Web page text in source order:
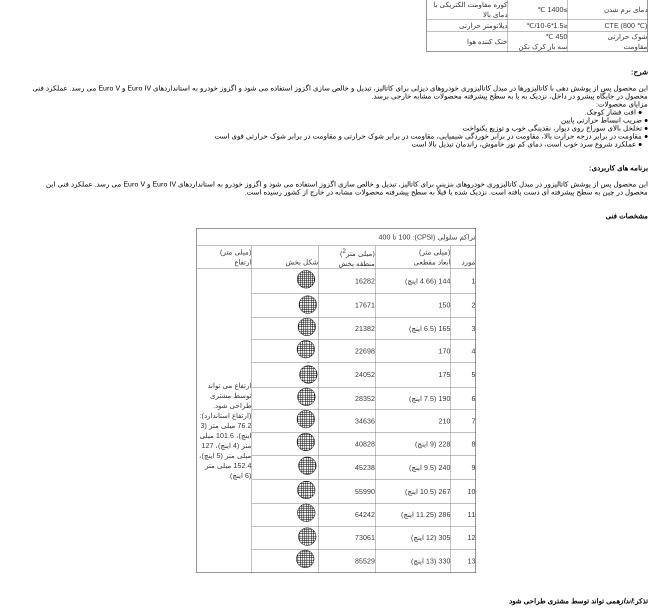
دمای نرم شدن
≥1400 ℃
کوره مقاومت الکتریکی با
دمای بالا
CTE (800 ℃)
≤1.5*10-6/℃
دیلاتومتر حرارتی
شوک حرارتی
مقاومت
450 ℃
سه بار کرک نکن
خنک کننده هوا
شرح:
این محصول پس از پوشش دهی با کاتالیزورها در مبدل کاتالیزوری خودروهای دیزلی برای کاتالیز، تبدیل و خالص سازی اگزوز استفاده می شود و اگزوز خودرو به استانداردهای Euro IV و Euro V می رسد. عملکرد فنی
محصول در جایگاه پیشرو در داخل، نزدیک به یا به سطح پیشرفته محصولات مشابه خارجی برسد.
مزایای محصولات:
● افت فشار کوچک.
● ضریب انبساط حرارتی پایین
● تخلخل بالای سوراخ روی دیوار، نقدینگی خوب و توزیع یکنواخت
● مقاومت در برابر درجه حرارت بالا، مقاومت در برابر خوردگی شیمیایی، مقاومت در برابر شوک حرارتی و مقاومت در برابر شوک حرارتی قوی است
● عملکرد شروع سرد خوب است، دمای کم نور خاموش، راندمان تبدیل بالا است
برنامه های کاربردی:
این محصول پس از پوشش کاتالیزور در مبدل کاتالیزوری خودروهای بنزینی برای کاتالیز، تبدیل و خالص سازی اگزوز استفاده می شود و اگزوز خودرو به استانداردهای Euro IV و Euro V می رسد. عملکرد فنی این
محصول در چین به سطح پیشرفته ای دست یافته است. نزدیک شده یا قبلاً به سطح پیشرفته محصولات مشابه در خارج از کشور رسیده است.
مشخصات فنی
تراکم سلولی (CPSI): 100 تا 400
مورد
(میلی متر)
ابعاد مقطعی
(میلی متر 2
)
منطقه بخش
شکل بخش
(میلی متر)
ارتفاع
1 144 (4.66 اینچ) 16282
ارتفاع می تواند
توسط مشتری
طراحی شود.
(ارتفاع استاندارد):
76.2 میلی متر (3
اینچ)، 101.6 میلی
متر (4 اینچ)، 127
میلی متر (5 اینچ)،
152.4 میلی متر
(6 اینچ).
2
150
17671
3 165 (6.5 اینچ) 21382
4
170
22698
5
175
24052
6 190 (7.5 اینچ) 28352
7
210
34636
8 228 (9 اینچ) 40828
9 240 (9.5 اینچ) 45238
10 267 (10.5 اینچ) 55990
11 286 (11.25 اینچ) 64242
12 305 (12 اینچ) 73061
13 330 (13 اینچ) 85529
تذکر:اندازهمی تواند توسط مشتری طراحی شود